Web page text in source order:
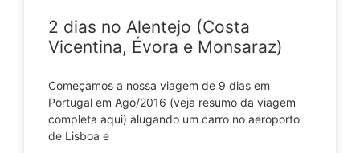
2 dias no Alentejo (Costa
Vicentina, Évora e Monsaraz)
Começamos a nossa viagem de 9 dias em
Portugal em Ago/2016 (veja resumo da viagem
completa aqui) alugando um carro no aeroporto
de Lisboa e